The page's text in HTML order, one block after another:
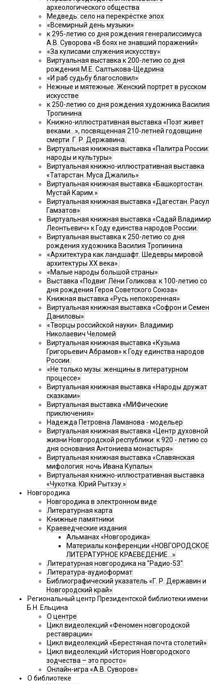
археологического общества
Медведь: село на перекрёстке эпох
«Всемирный день музыки»
к 295-летию со дня рождения генералиссимуса
А.В. Суворова «В боях не знавший поражений»
«За кулисами служения искусству»
Виртуальная выставка к 200-летию со дня
рождения М.Е. Салтыкова-Щедрина
«И раб судьбу благословил»
Нежные и мятежные. Женский портрет в русском
искусстве
к 250-летию со дня рождения художника Василия
Тропинина
Книжно-иллюстративная выставка «Поэт живет
веками…», посвященная 210-летней годовщине
смерти Г. Р. Державина.
Виртуальная книжная выставка «Палитра России:
народы и культуры»
Виртуальная книжно-иллюстративная выставка
«Татарстан. Муса Джалиль»
Виртуальная книжная выставка «Башкортостан.
Мустай Карим.»
Виртуальная книжная выставка «Дагестан. Расул
Гамзатов»
Виртуальная книжная выставка «Садай Владимир
Леонтьевич» к Году единства народов России.
Виртуальная выставка к 250-летию со дня
рождения художника Василия Тропинина
«Архитектура как ландшафт. Шедевры мировой
архитектуры XX века».
«Малые народы большой страны»
Выставка «Подвиг Лёни Голикова: к 100-летию со
дня рождения Героя Советского Союза»
Книжная выставка «Русь непокоренная»
Виртуальная книжная выставка «Софрон и Семен
Даниловы»
«Творцы российской науки». Владимир
Николаевич Челомей
Виртуальная книжная выставка «Кузьма
Григорьевич Абрамов» к Году единства народов
России.
«Не только музы: женщины в литературном
процессе»
Виртуальная книжная выставка «Народы дружат
сказками»
Виртуальная выставка «МИФические
приключения»
Надежда Петровна Ламанова - модельер
Виртуальная книжная выставка «Центр духовной
жизни Новгородской республики: к 920 - летию со
дня основания Антониева монастыря»
Виртуальная книжная выставка «Славянская
мифология: ночь Ивана Купалы»
Виртуальная книжно-иллюстративная выставка
«Чукотка. Юрий Рытхэу.»
Новгородика
Новгородика в электронном виде
Литературная карта
Книжные памятники
Краеведческие издания
Альманах «Новгородика»
Материалы конференции «НОВГОРОДСКОЕ
ЛИТЕРАТУРНОЕ КРАЕВЕДЕНИЕ...»
Литературная новгородика на "Радио-53"
Литература-аудиоформат
Библиографический указатель «Г. Р. Державин и
Новгородский край»
Региональный центр Президентской библиотеки имени
Б.Н. Ельцина
О центре
Цикл видеолекций «Феномен новгородской
реставрации»
Цикл видеолекций «Берестяная почта столетий»
Цикл видеолекций «История Новгородского
зодчества – это просто»
Онлайн-игра «А.В. Суворов»
О библиотеке